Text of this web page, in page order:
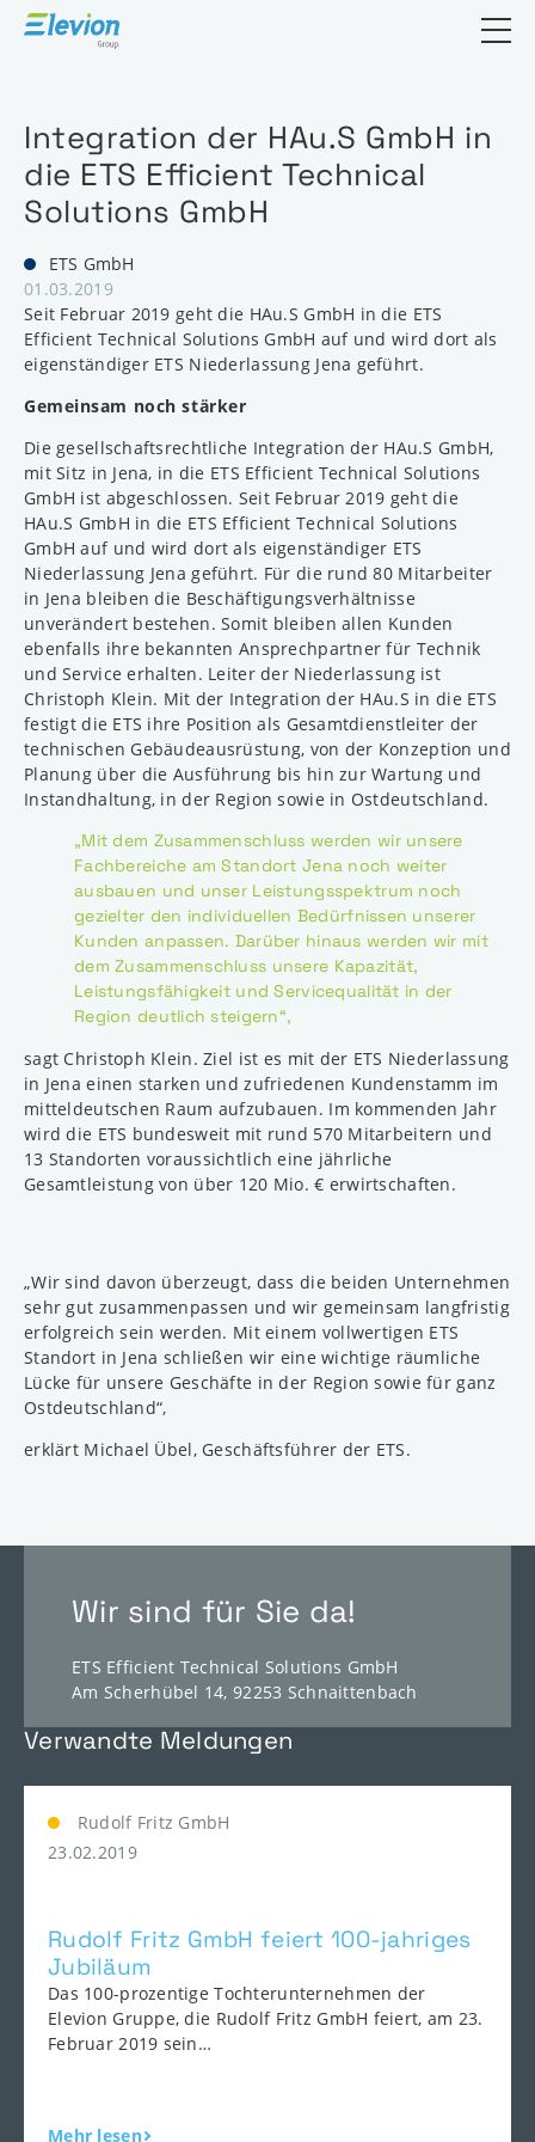
Suchfeld
Integration der HAu.S GmbH in
die ETS Efficient Technical
Solutions GmbH
ETS GmbH
01.03.2019
Seit Februar 2019 geht die HAu.S GmbH in die ETS
Efficient Technical Solutions GmbH auf und wird dort als
eigenständiger ETS Niederlassung Jena geführt.
Gemeinsam noch stärker
Die gesellschaftsrechtliche Integration der HAu.S GmbH,
mit Sitz in Jena, in die ETS Efficient Technical Solutions
GmbH ist abgeschlossen. Seit Februar 2019 geht die
HAu.S GmbH in die ETS Efficient Technical Solutions
GmbH auf und wird dort als eigenständiger ETS
Niederlassung Jena geführt. Für die rund 80 Mitarbeiter
in Jena bleiben die Beschäftigungsverhältnisse
unverändert bestehen. Somit bleiben allen Kunden
ebenfalls ihre bekannten Ansprechpartner für Technik
und Service erhalten. Leiter der Niederlassung ist
Christoph Klein. Mit der Integration der HAu.S in die ETS
festigt die ETS ihre Position als Gesamtdienstleiter der
technischen Gebäudeausrüstung, von der Konzeption und
Planung über die Ausführung bis hin zur Wartung und
Instandhaltung, in der Region sowie in Ostdeutschland.
„Mit dem Zusammenschluss werden wir unsere
Fachbereiche am Standort Jena noch weiter
ausbauen und unser Leistungsspektrum noch
gezielter den individuellen Bedürfnissen unserer
Kunden anpassen. Darüber hinaus werden wir mit
dem Zusammenschluss unsere Kapazität,
Leistungsfähigkeit und Servicequalität in der
Region deutlich steigern“,
sagt Christoph Klein. Ziel ist es mit der ETS Niederlassung
in Jena einen starken und zufriedenen Kundenstamm im
mitteldeutschen Raum aufzubauen. Im kommenden Jahr
wird die ETS bundesweit mit rund 570 Mitarbeitern und
13 Standorten voraussichtlich eine jährliche
Gesamtleistung von über 120 Mio. € erwirtschaften.
„Wir sind davon überzeugt, dass die beiden Unternehmen
sehr gut zusammenpassen und wir gemeinsam langfristig
erfolgreich sein werden. Mit einem vollwertigen ETS
Standort in Jena schließen wir eine wichtige räumliche
Lücke für unsere Geschäfte in der Region sowie für ganz
Ostdeutschland“,
erklärt Michael Übel, Geschäftsführer der ETS.
Wir sind für Sie da!
ETS Efficient Technical Solutions GmbH
Am Scherhübel 14, 92253 Schnaittenbach
http://ets-tec.de
Verwandte Meldungen
Rudolf Fritz GmbH
23.02.2019
Rudolf Fritz GmbH feiert 100-jahriges
Jubiläum
Das 100-prozentige Tochterunternehmen der
Elevion Gruppe, die Rudolf Fritz GmbH feiert, am 23.
Februar 2019 sein…
Mehr lesen